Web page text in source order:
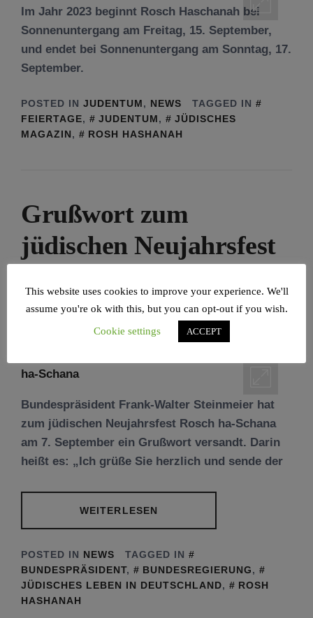
Im Jahr 2023 beginnt Rosch Haschanah bei
Sonnenuntergang am Freitag, 15. September,
und endet bei Sonnenuntergang am Sonntag, 17.
September.
POSTED IN JUDENTUM, NEWS
TAGGED IN
FEIERTAGE, JUDENTUM,
JÜDISCHES
MAGAZIN, ROSH HASHANAH
Grußwort zum
jüdischen Neujahrsfest
POSTED ON 06/09/2021 BY SANDRA A.
Bundespräsident Frank-Walter Steinmeier hat
zum jüdischen Neujahrsfest Rosch ha-Schana
am 7. September ein Grußwort versandt. Darin
heißt es: „Ich grüße Sie herzlich und sende der
WEITERLESEN
POSTED IN NEWS
TAGGED IN
BUNDESPRÄSIDENT, BUNDESREGIERUNG,
JÜDISCHES LEBEN IN DEUTSCHLAND,
ROSH
HASHANAH
This website uses cookies to improve your experience. We'll
assume you're ok with this, but you can opt-out if you wish.
Cookie settings
ACCEPT